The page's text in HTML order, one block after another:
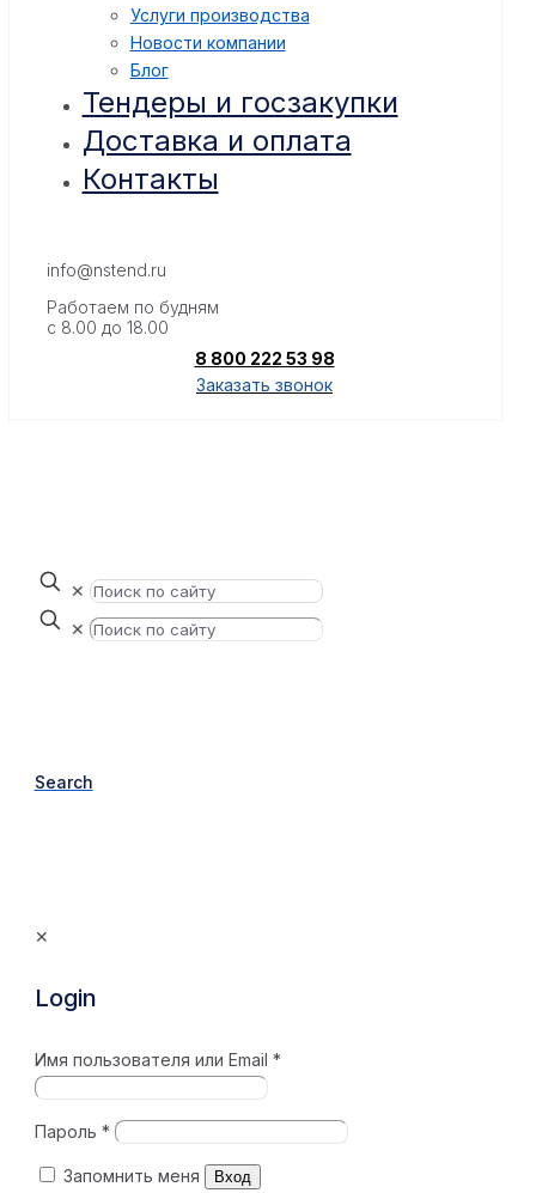
Услуги производства
Новости компании
Блог
Тендеры и госзакупки
Доставка и оплата
Контакты
info@nstend.ru
Работаем по будням
с 8.00 до 18.00
8 800 222 53 98
Заказать звонок
✕
✕
Search
✕
Login
Имя пользователя или Email *
Пароль *
Запомнить меня Вход